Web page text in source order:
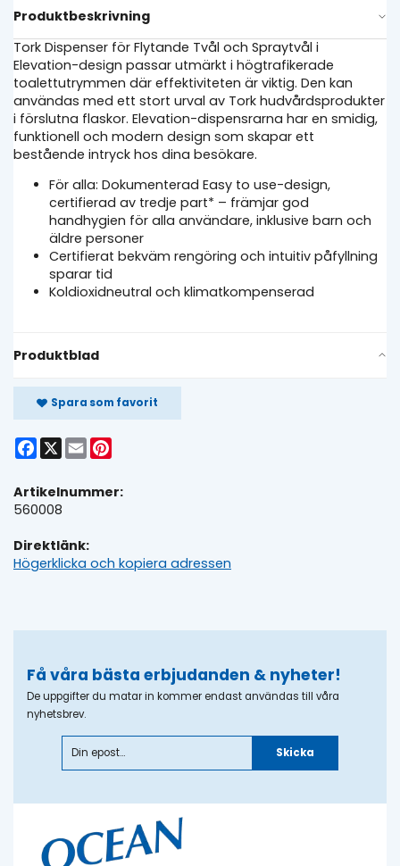
Produktbeskrivning
Produktblad
Tork Dispenser för Flytande Tvål och Spraytvål i
Elevation-design passar utmärkt i högtrafikerade
toalettutrymmen där effektiviteten är viktig. Den kan
användas med ett stort urval av Tork hudvårdsprodukter
i förslutna flaskor. Elevation-dispensrarna har en smidig,
funktionell och modern design som skapar ett
bestående intryck hos dina besökare.
För alla: Dokumenterad Easy to use-design,
certifierad av tredje part* – främjar god
handhygien för alla användare, inklusive barn och
äldre personer
Certifierat bekväm rengöring och intuitiv påfyllning
sparar tid
Koldioxidneutral och klimatkompenserad
Spara som favorit
Facebook
X Email
Artikelnummer:
560008
Direktlänk:
Högerklicka och kopiera adressen
Få våra bästa erbjudanden & nyheter!
De uppgifter du matar in kommer endast användas till våra
nyhetsbrev.
Skicka